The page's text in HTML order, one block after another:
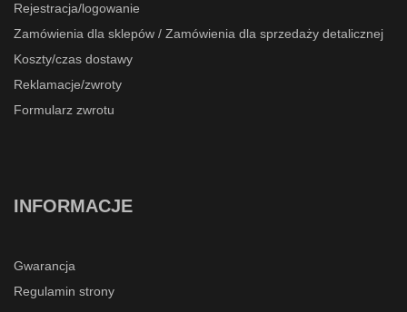
Rejestracja/logowanie
Zamówienia dla sklepów / Zamówienia dla sprzedaży detalicznej
Koszty/czas dostawy
Reklamacje/zwroty
Formularz zwrotu
INFORMACJE
Gwarancja
Regulamin strony